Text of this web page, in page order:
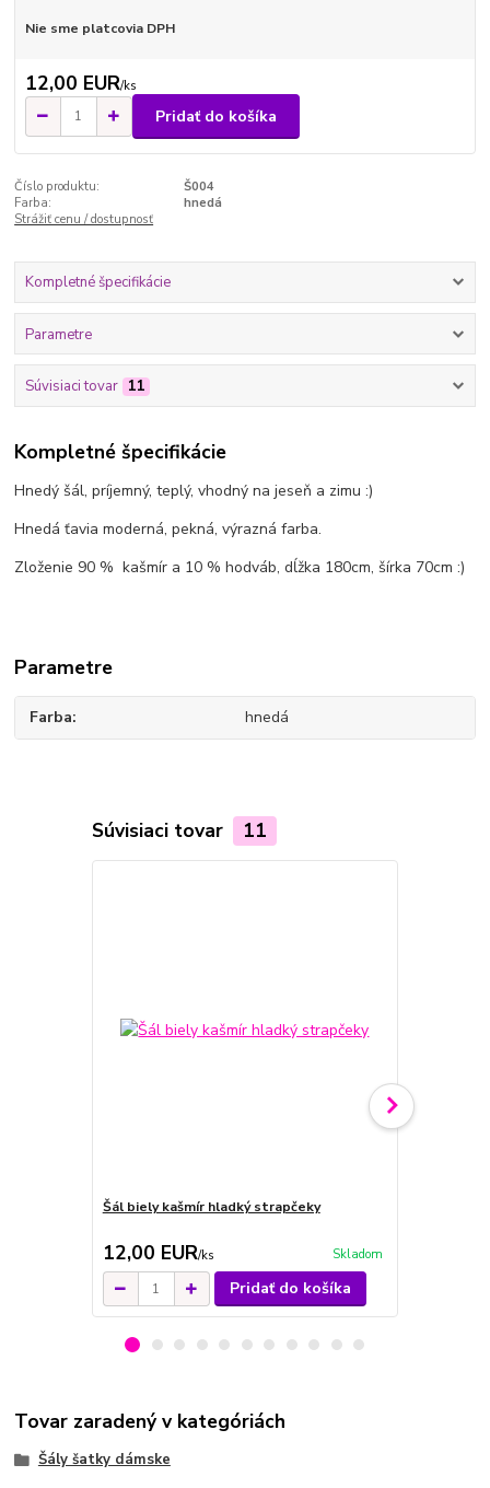
Nie sme platcovia DPH
12,00 EUR/ks
Pridať do košíka
Číslo produktu:
Š004
Farba:
hnedá
Strážiť cenu / dostupnosť
Kompletné špecifikácie
Parametre
Súvisiaci tovar 11
Kompletné špecifikácie
Hnedý šál, príjemný, teplý, vhodný na jeseň a zimu :)
Hnedá ťavia moderná, pekná, výrazná farba.
Zloženie 90 % kašmír a 10 % hodváb, dĺžka 180cm, šírka 70cm :)
Parametre
Farba hnedá
Súvisiaci tovar 11
Šál biely kašmír hladký strapčeky
12,00 EUR/ks Skladom
Pridať do košíka
Tovar zaradený v kategóriách
Šály šatky dámske